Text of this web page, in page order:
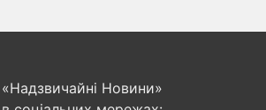
«Надзвичайні Новини»